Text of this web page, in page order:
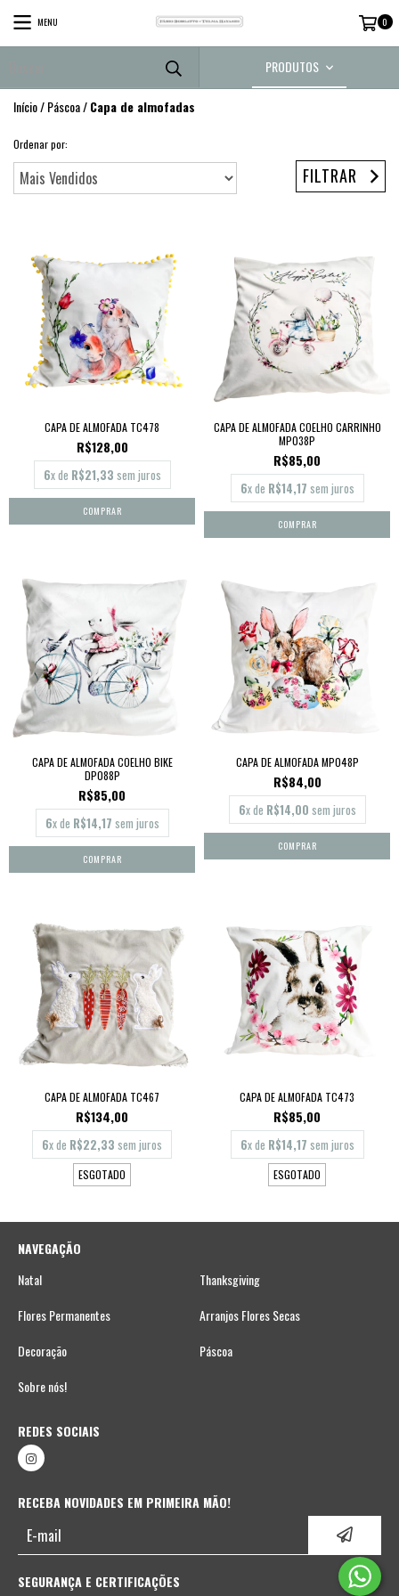
MENU 0
PRODUTOS
Início/Páscoa/Capa de almofadas
Ordenar por:
FILTRAR
CAPA DE ALMOFADA TC478
R$128,00
6x de R$21,33 sem juros
CAPA DE ALMOFADA COELHO CARRINHO
MP038P
R$85,00
6x de R$14,17 sem juros
CAPA DE ALMOFADA COELHO BIKE
DP088P
R$85,00
6x de R$14,17 sem juros
CAPA DE ALMOFADA MP048P
R$84,00
6x de R$14,00 sem juros
CAPA DE ALMOFADA TC467
R$134,00
6x de R$22,33 sem juros
ESGOTADO
CAPA DE ALMOFADA TC473
R$85,00
6x de R$14,17 sem juros
ESGOTADO
NAVEGAÇÃO
Natal
Thanksgiving
Flores Permanentes
Arranjos Flores Secas
Decoração
Páscoa
Sobre nós!
REDES SOCIAIS
RECEBA NOVIDADES EM PRIMEIRA MÃO!
SEGURANÇA E CERTIFICAÇÕES